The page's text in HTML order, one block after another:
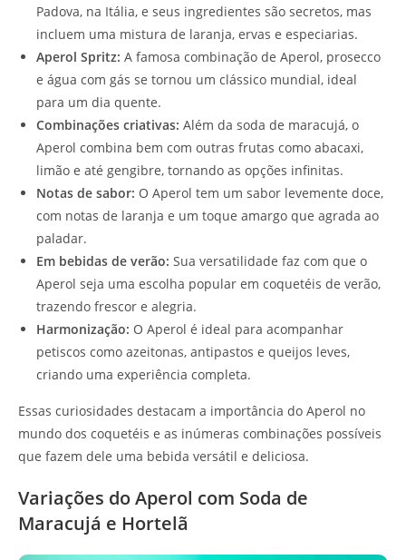
Padova, na Itália, e seus ingredientes são secretos, mas
incluem uma mistura de laranja, ervas e especiarias.
Aperol Spritz: A famosa combinação de Aperol, prosecco
e água com gás se tornou um clássico mundial, ideal
para um dia quente.
Combinações criativas: Além da soda de maracujá, o
Aperol combina bem com outras frutas como abacaxi,
limão e até gengibre, tornando as opções infinitas.
Notas de sabor: O Aperol tem um sabor levemente doce,
com notas de laranja e um toque amargo que agrada ao
paladar.
Em bebidas de verão: Sua versatilidade faz com que o
Aperol seja uma escolha popular em coquetéis de verão,
trazendo frescor e alegria.
Harmonização: O Aperol é ideal para acompanhar
petiscos como azeitonas, antipastos e queijos leves,
criando uma experiência completa.
Essas curiosidades destacam a importância do Aperol no
mundo dos coquetéis e as inúmeras combinações possíveis
que fazem dele uma bebida versátil e deliciosa.
Variações do Aperol com Soda de
Maracujá e Hortelã